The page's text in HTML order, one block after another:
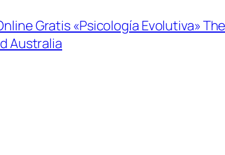
Gratis «Psicología Evolutiva»
Australia